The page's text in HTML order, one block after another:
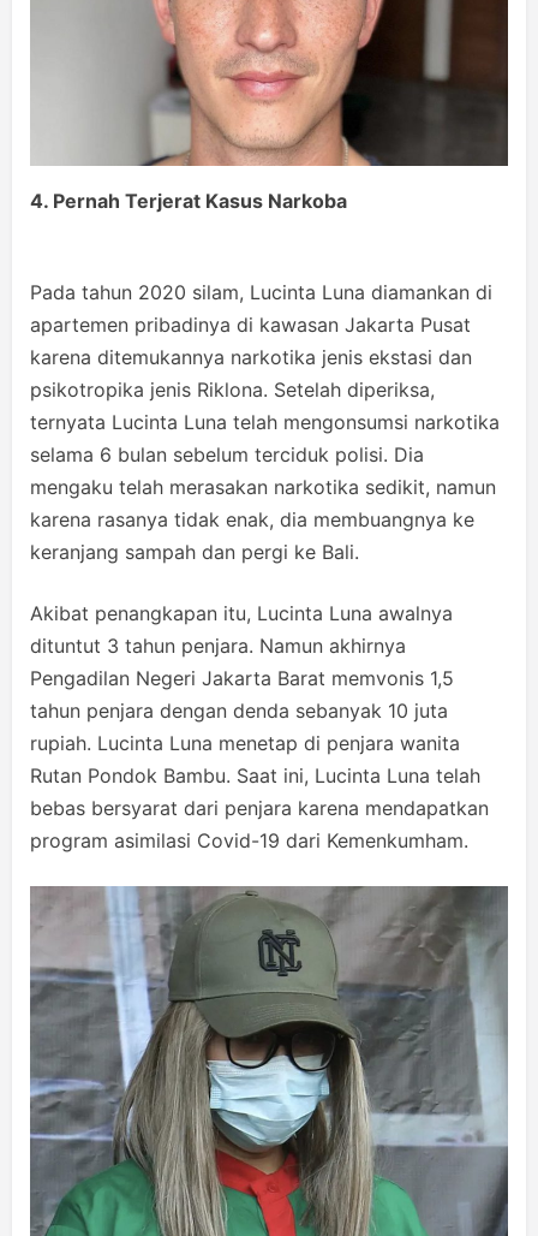
4. Pernah Terjerat Kasus Narkoba
Pada tahun 2020 silam, Lucinta Luna diamankan di
apartemen pribadinya di kawasan Jakarta Pusat
karena ditemukannya narkotika jenis ekstasi dan
psikotropika jenis Riklona. Setelah diperiksa,
ternyata Lucinta Luna telah mengonsumsi narkotika
selama 6 bulan sebelum terciduk polisi. Dia
mengaku telah merasakan narkotika sedikit, namun
karena rasanya tidak enak, dia membuangnya ke
keranjang sampah dan pergi ke Bali.
Akibat penangkapan itu, Lucinta Luna awalnya
dituntut 3 tahun penjara. Namun akhirnya
Pengadilan Negeri Jakarta Barat memvonis 1,5
tahun penjara dengan denda sebanyak 10 juta
rupiah. Lucinta Luna menetap di penjara wanita
Rutan Pondok Bambu. Saat ini, Lucinta Luna telah
bebas bersyarat dari penjara karena mendapatkan
program asimilasi Covid-19 dari Kemenkumham.